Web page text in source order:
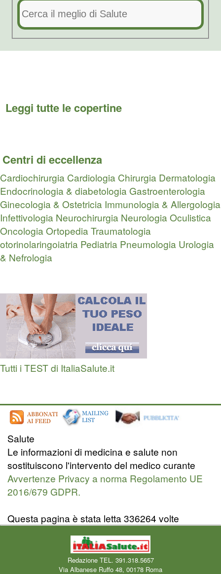
Leggi tutte le copertine
Centri di eccellenza
Cardiochirurgia Cardiologia Chirurgia Dermatologia
Endocrinologia & diabetologia Gastroenterologia
Ginecologia & Ostetricia Immunologia & Allergologia
Infettivologia Neurochirurgia NeurologiaOculistica
OncologiaOrtopedia Traumatologia
otorinolaringoiatria Pediatria Pneumologia Urologia
& Nefrologia
Tutti i TEST di ItaliaSalute.it
Salute
Le informazioni di medicina e salute non
sostituiscono l'intervento del medico curante
Avvertenze Privacy a norma Regolamento UE
2016/679 GDPR.
Questa pagina è stata letta 336264 volte
Redazione TEL. 391.318.5657
Via Albanese Ruffo 48, 00178 Roma